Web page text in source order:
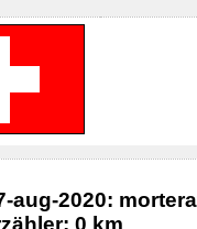
aug-2020:
0 km